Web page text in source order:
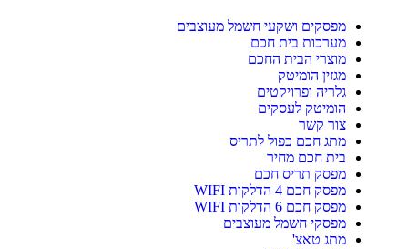
מפסקים ושקעי חשמל מעוצבים
מערכות בית חכם
מוצרי הבית החכם
מגזין הומיטק
גלריה ופרויקטים
הומיטק לעסקים
צור קשר
מתג חכם כפול לתריס
בית חכם מחיר
מפסק תריס חכם
מפסק חכם 4 הדלקות WIFI
מפסק חכם 6 הדלקות WIFI
מפסקי חשמל מעוצבים
מתג טאצ'